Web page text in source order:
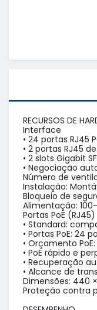
RECURSOS DE
Interface
• 24 portas RJ45
• 2 portas RJ45
• 2 slots Gigabit
• Negociação
Número de
Instalação:
Bloqueio de
Alimentação:
Portas PoE (RJ45)
• Standard:
• Portas PoE: 24
• Orçamento
• PoE rápido e
• Recuperação
• Alcance de
Dimensões: 440
Proteção contra